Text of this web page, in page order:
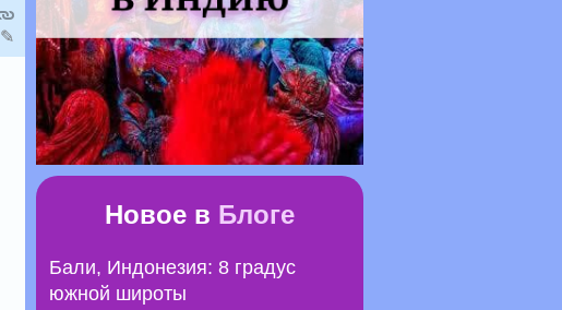
✎
Новое в Блоге
Бали, Индонезия: 8 градус
южной широты